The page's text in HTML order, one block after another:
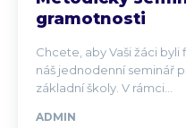
gramotnosti
Chcete, aby Vaši žáci
náš jednodenní seminář
základní školy. V rámci...
ADMIN